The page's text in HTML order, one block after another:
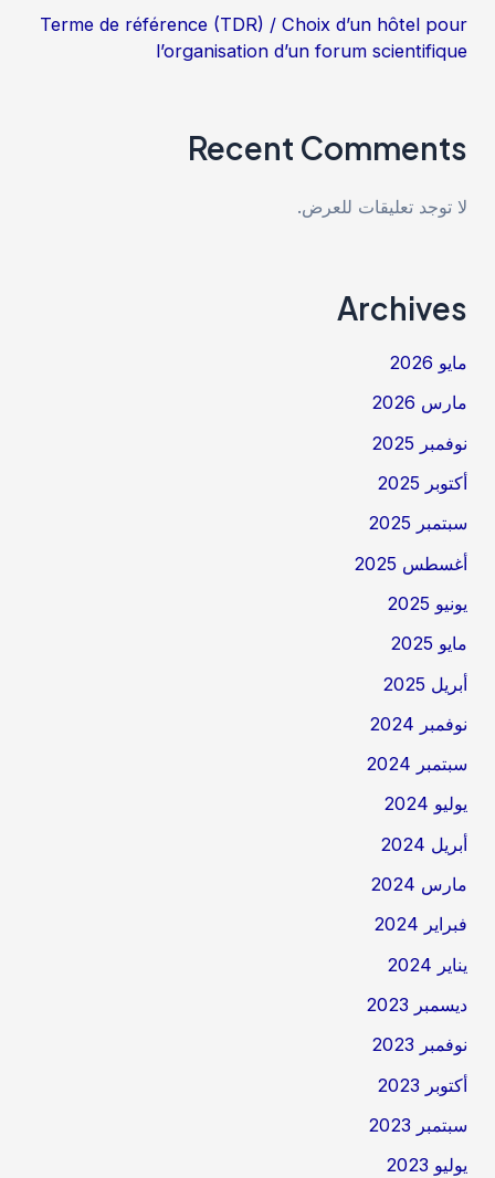
Terme de référence (TDR) / Choix d’un hôtel pour
l’organisation d’un forum scientifique
Recent Comments
لا توجد تعليقات للعرض.
Archives
مايو 2026
مارس 2026
نوفمبر 2025
أكتوبر 2025
سبتمبر 2025
أغسطس 2025
يونيو 2025
مايو 2025
أبريل 2025
نوفمبر 2024
سبتمبر 2024
يوليو 2024
أبريل 2024
مارس 2024
فبراير 2024
يناير 2024
ديسمبر 2023
نوفمبر 2023
أكتوبر 2023
سبتمبر 2023
يوليو 2023